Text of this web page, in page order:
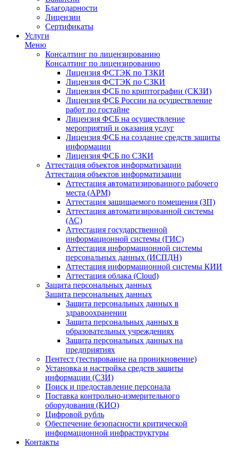
Благодарности
Лицензии
Сертификаты
Услуги
Меню
Консалтинг по лицензированию
Консалтинг по лицензированию
Лицензия ФСТЭК по ТЗКИ
Лицензия ФСТЭК по СЗКИ
Лицензия ФСБ по криптографии (СКЗИ)
Лицензия ФСБ России на осуществление
работ по гостайне
Лицензия ФСБ на осуществление
мероприятий и оказания услуг
Лицензия ФСБ на создание средств защиты
информации
Лицензия ФСБ по СЗКИ
Аттестация объектов информатизации
Аттестация объектов информатизации
Аттестация автоматизированного рабочего
места (АРМ)
Аттестация защищаемого помещения (ЗП)
Аттестация автоматизированной системы
(АС)
Аттестация государственной
информационной системы (ГИС)
Аттестация информационной системы
персональных данных (ИСПДН)
Аттестация информационной системы КИИ
Аттестация облака (Cloud)
Защита персональных данных
Защита персональных данных
Защита персональных данных в
здравоохранении
Защита персональных данных в
образовательных учреждениях
Защита персональных данных на
предприятиях
Пентест (тестирование на проникновение)
Установка и настройка средств защиты
информации (СЗИ)
Поиск и предоставление персонала
Поставка контрольно-измерительного
оборудования (КИО)
Цифровой рубль
Обеспечение безопасности критической
информационной инфраструктуры
Контакты